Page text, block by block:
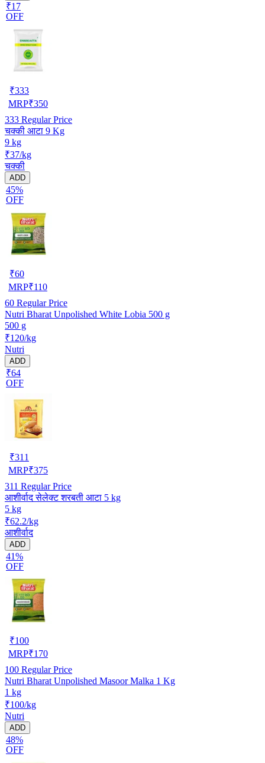
₹17
OFF
₹333
MRP₹350
333 Regular Price
चक्की आटा 9 Kg
9 kg
₹37/kg
चक्की
ADD
45%
OFF
₹60
MRP₹110
60 Regular Price
Nutri Bharat Unpolished White Lobia 500 g
500 g
₹120/kg
Nutri
ADD
₹64
OFF
₹311
MRP₹375
311 Regular Price
आशीर्वाद सेलेक्ट शरबती आटा 5 kg
5 kg
₹62.2/kg
आशीर्वाद
ADD
41%
OFF
₹100
MRP₹170
100 Regular Price
Nutri Bharat Unpolished Masoor Malka 1 Kg
1 kg
₹100/kg
Nutri
ADD
48%
OFF